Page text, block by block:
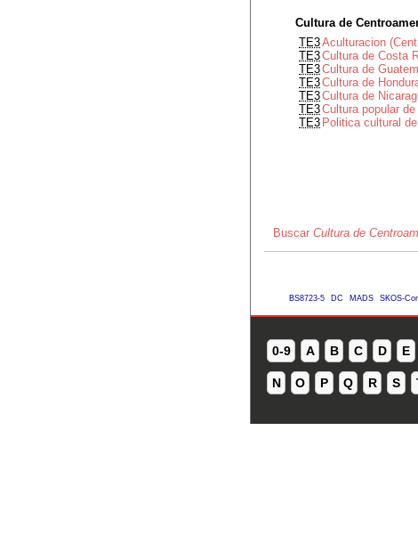
Cultura de
TE3Aculturacion
TE3Cultura de Costa
TE3Cultura de
TE3Cultura de
TE3Cultura de
TE3Cultura popular
TE3 Politica cultural
Buscar Cultura de
BS8723-5 DC MADS SKOS-
0-9 A B C D E
N O P Q R S